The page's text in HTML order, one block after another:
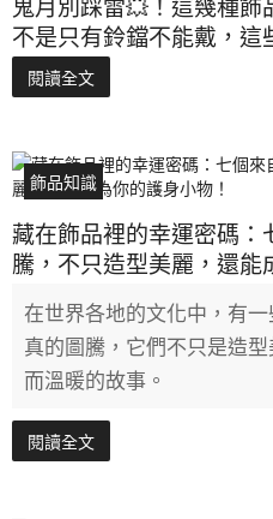
不是只有鈴鐺不能戴，這
閱讀全文
飾品知識
藏在飾品裡的幸運密碼
騰，不只造型美麗，還能
在世界各地的文化中，有
真的圖騰，它們不只是造
而溫暖的故事。
閱讀全文